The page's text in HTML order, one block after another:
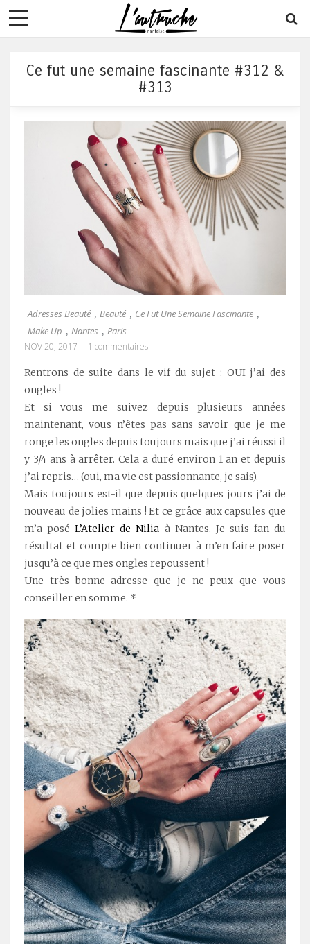
Ce fut une semaine fascinante #312 &
#313
Adresses Beauté , Beauté , Ce Fut Une Semaine Fascinante ,
Make Up , Nantes , Paris
NOV 20, 2017 1 commentaires
Rentrons de suite dans le vif du sujet : OUI j’ai des
ongles !
Et si vous me suivez depuis plusieurs années
maintenant, vous n’êtes pas sans savoir que je me
ronge les ongles depuis toujours mais que j’ai réussi il
y 3/4 ans à arrêter. Cela a duré environ 1 an et depuis
j’ai repris… (oui, ma vie est passionnante, je sais).
Mais toujours est-il que depuis quelques jours j’ai de
nouveau de jolies mains ! Et ce grâce aux capsules que
m’a poséL’Atelier de Nilia à Nantes. Je suis fan du
résultat et compte bien continuer à m’en faire poser
jusqu’à ce que mes ongles repoussent !
Une très bonne adresse que je ne peux que vous
conseiller en somme. *